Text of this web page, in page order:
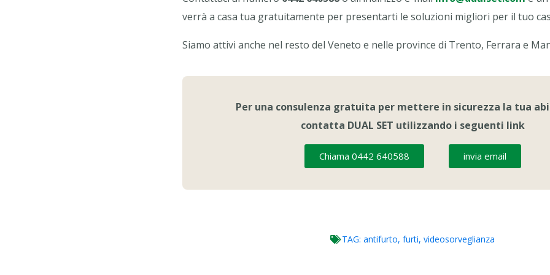
verrà a casa tua gratuitamente per presentarti le soluzioni migliori per il tuo
Siamo attivi anche nel resto del Veneto e nelle province di Trento, Ferrara e
Per una consulenza gratuita per mettere in sicurezza la tua
contatta DUAL SET utilizzando i seguenti link
Chiama 0442 640588 invia email
TAG: antifurto, furti, videosorveglianza